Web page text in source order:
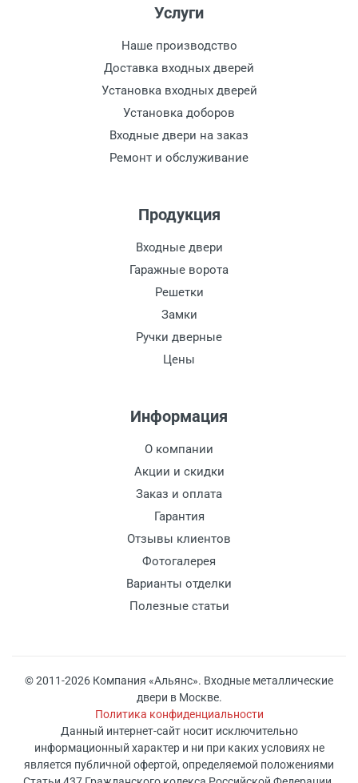
Услуги
Наше производство
Доставка входных дверей
Установка входных дверей
Установка доборов
Входные двери на заказ
Ремонт и обслуживание
Продукция
Входные двери
Гаражные ворота
Решетки
Замки
Ручки дверные
Цены
Информация
О компании
Акции и скидки
Заказ и оплата
Гарантия
Отзывы клиентов
Фотогалерея
Варианты отделки
Полезные статьи
© 2011-2026 Компания «Альянс». Входные металлические
двери в Москве.
Политика конфиденциальности
Данный интернет-сайт носит исключительно
информационный характер и ни при каких условиях не
является публичной офертой, определяемой положениями